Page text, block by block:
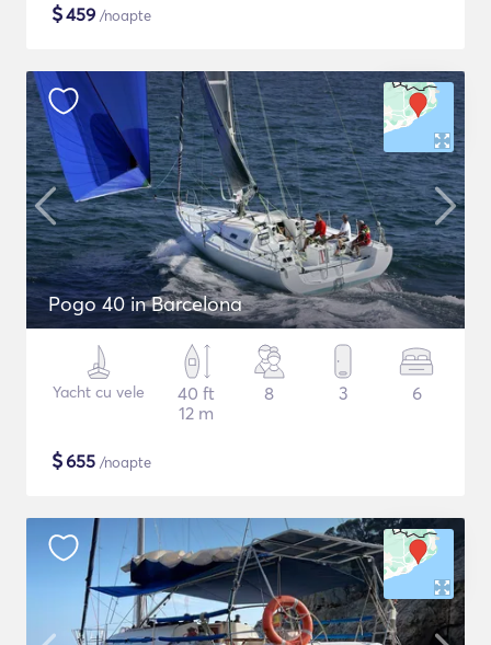
$459 /noapte
Pogo 40 in Barcelona
Yacht cu vele
40 ft
12 m
8 3 6
$655 /noapte